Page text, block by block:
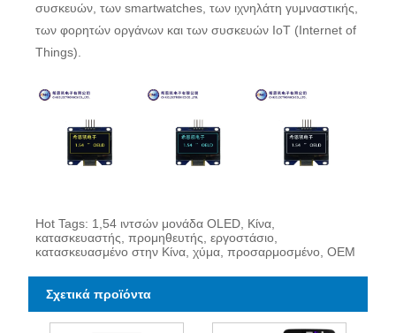
συσκευών, των smartwatches, των ιχνηλάτη γυμναστικής,
των φορητών οργάνων και των συσκευών IoT (Internet of
Things).
Hot Tags: 1,54 ιντσών μονάδα OLED, Κίνα,
κατασκευαστής, προμηθευτής, εργοστάσιο,
κατασκευασμένο στην Κίνα, χύμα, προσαρμοσμένο, OEM
Σχετικά προϊόντα